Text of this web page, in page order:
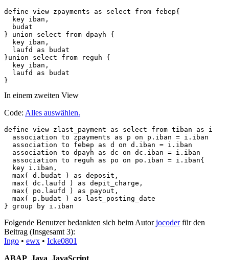
define view zpayments as select from febep{
  key iban,
  budat
} union select from dpayh {
  key iban,
  laufd as budat
}union select from reguh {
  key iban,
  laufd as budat
In einem zweiten View
Code: Alles auswählen.
define view zlast_payment as select from tiban as i
  association to zpayments as p on p.iban = i.iban
  association to febep as d on d.iban = i.iban
  association to dpayh as dc on dc.iban = i.iban
  association to reguh as po on po.iban = i.iban{
  key i.iban,
  max( d.budat ) as deposit,
  max( dc.laufd ) as depit_charge,
  max( po.laufd ) as payout,
  max( p.budat ) as last_posting_date
Folgende Benutzer bedankten sich beim Autorjocoderfür den
Beitrag (Insgesamt 3):
Ingo • ewx • Icke0801